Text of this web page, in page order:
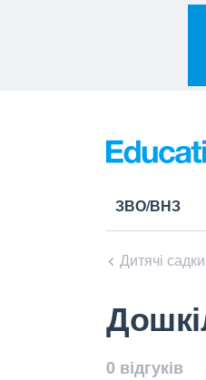
ЗВО/ВНЗ
Дитячі садки
0 відгуків